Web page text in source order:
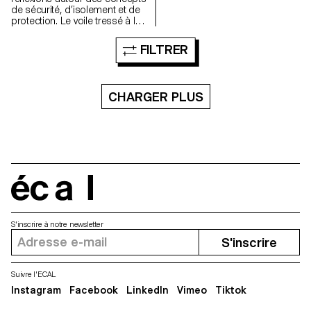
de sécurité, d’isolement et de
protection. Le voile tressé à la
l’espace de l’intime, dans un
FILTRER
CHARGER PLUS
S'inscrire à notre newsletter
S'inscrire
Suivre l'ECAL
Instagram Facebook LinkedIn Vimeo Tiktok